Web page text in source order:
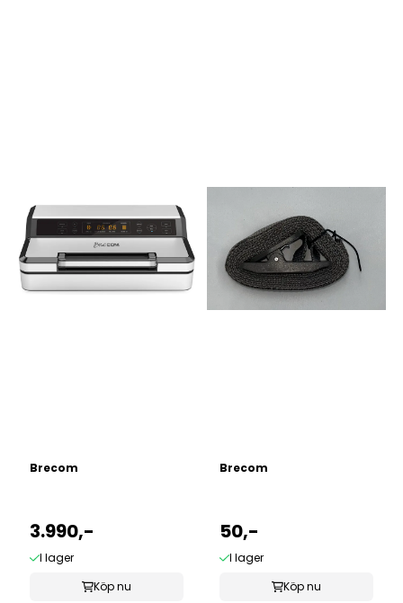
Brecom
3.990,-
I lager
Köp nu
Brecom
50,-
I lager
Köp nu